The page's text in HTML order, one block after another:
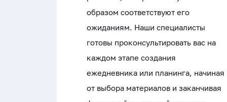
образом соответствуют его
ожиданиям. Наши специалисты
готовы проконсультировать вас на
каждом этапе создания
ежедневника или планинга, начиная
от выбора материалов и заканчивая